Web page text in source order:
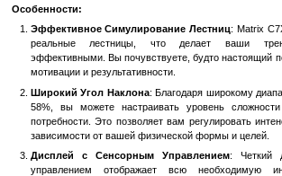
Описание
Matrix C7XE Climbmill: Лучший
Тренировок
Matrix C7XE Climbmill - это
специально разработанный для высокой